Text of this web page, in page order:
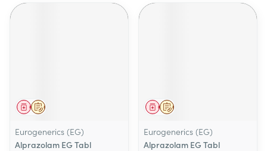
Op voorschrift
Geneesmiddel
Eurogenerics (EG)
Alprazolam EG Tabl
Op voorschrift
Geneesmiddel
Eurogenerics (EG)
Alprazolam EG Tabl